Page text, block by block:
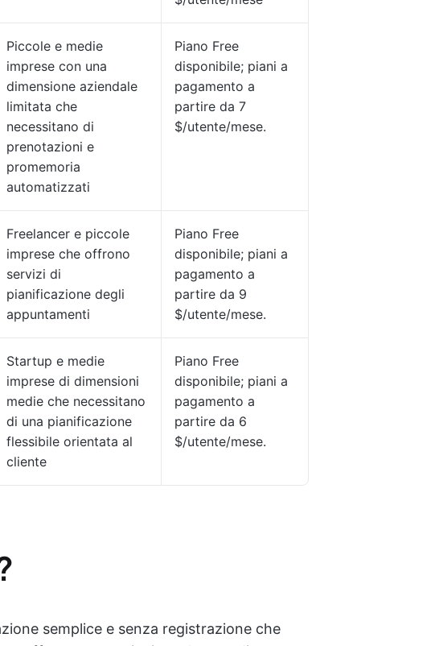
Piccole e medie
imprese con una
dimensione aziendale
limitata che
necessitano di
prenotazioni e
promemoria
automatizzati
Piano Free
disponibile; piani a
pagamento a
partire da 7
$/utente/mese.
Freelancer e piccole
imprese che offrono
servizi di
pianificazione degli
appuntamenti
Piano Free
disponibile; piani a
pagamento a
partire da 9
$/utente/mese.
Startup e medie
imprese di dimensioni
medie che necessitano
di una pianificazione
flessibile orientata al
cliente
Piano Free
disponibile; piani a
pagamento a
partire da 6
$/utente/mese.
semplice e senza registrazione che